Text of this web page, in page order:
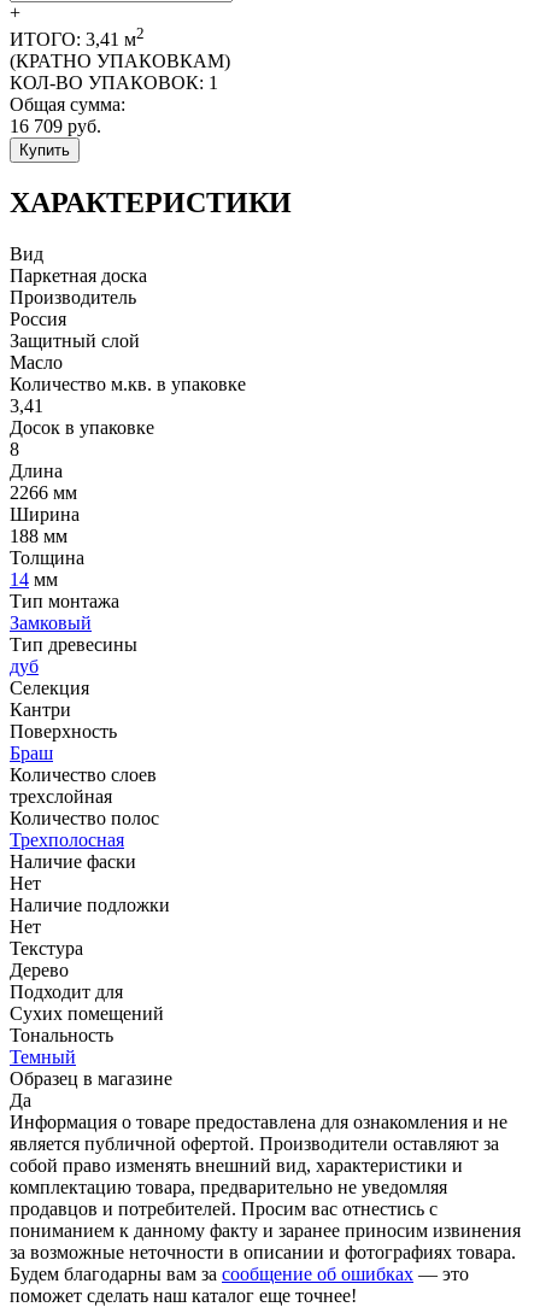
+
ИТОГО: 3,41 м2
(КРАТНО УПАКОВКАМ)
КОЛ-ВО УПАКОВОК: 1
Общая сумма:
16 709 руб.
Купить
ХАРАКТЕРИСТИКИ
Вид
Паркетная доска
Производитель
Россия
Защитный слой
Масло
Количество м.кв. в упаковке
3,41
Досок в упаковке
8
Длина
2266 мм
Ширина
188 мм
Толщина
14 мм
Тип монтажа
Замковый
Тип древесины
дуб
Селекция
Кантри
Поверхность
Браш
Количество слоев
трехслойная
Количество полос
Трехполосная
Наличие фаски
Нет
Наличие подложки
Нет
Текстура
Дерево
Подходит для
Сухих помещений
Тональность
Темный
Образец в магазине
Да
Информация о товаре предоставлена для ознакомления и не
является публичной офертой. Производители оставляют за
собой право изменять внешний вид, характеристики и
комплектацию товара, предварительно не уведомляя
продавцов и потребителей. Просим вас отнестись с
пониманием к данному факту и заранее приносим извинения
за возможные неточности в описании и фотографиях товара.
Будем благодарны вам за сообщение об ошибках — это
поможет сделать наш каталог еще точнее!